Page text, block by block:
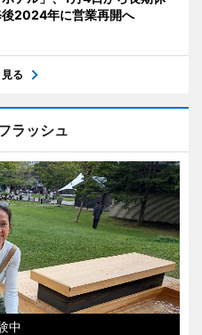
2024年に営業再開へ
る
ラッシュ
中